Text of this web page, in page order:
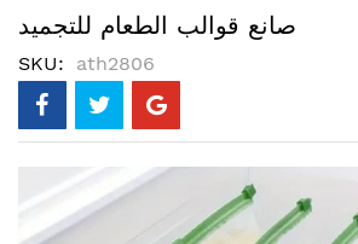
صانع قوالب الطعام للتجميد
SKU ath2806
النهاية